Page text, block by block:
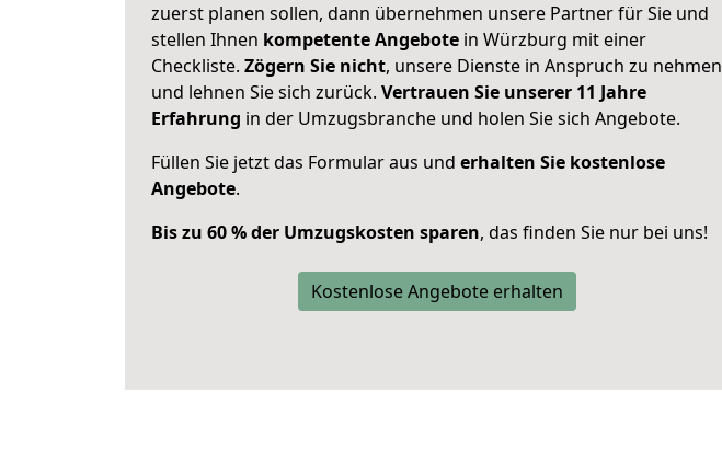
zuerst planen sollen, dann übernehmen unsere Partner für Sie und
stellen Ihnen kompetente Angebote in Würzburg mit einer
Checkliste. Zögern Sie nicht, unsere Dienste in Anspruch zu nehmen
und lehnen Sie sich zurück. Vertrauen Sie unserer 11 Jahre
Erfahrung in der Umzugsbranche und holen Sie sich Angebote.
Füllen Sie jetzt das Formular aus und erhalten Sie kostenlose
Angebote.
Bis zu 60 % der Umzugskosten sparen, das finden Sie nur bei uns!
Kostenlose Angebote erhalten